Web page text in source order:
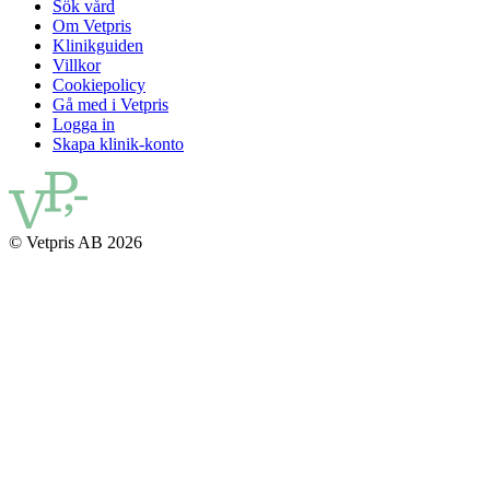
Sök vård
Om Vetpris
Klinikguiden
Villkor
Cookiepolicy
Gå med i Vetpris
Logga in
Skapa klinik-konto
© Vetpris AB 2026